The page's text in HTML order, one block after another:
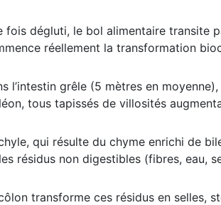
fois dégluti, le bol alimentaire transite
réellement la transformation
l’intestin grêle (5 mètres en
tous tapissés de villosités
qui résulte du chyme enrichi de
résidus non digestibles (fibres, eau,
transforme ces résidus en selles,